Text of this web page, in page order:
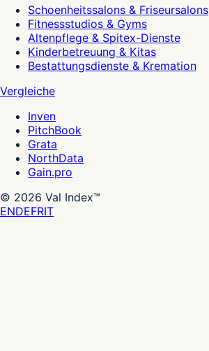
Schoenheitssalons & Friseursalons
Fitnessstudios & Gyms
Altenpflege & Spitex-Dienste
Kinderbetreuung & Kitas
Bestattungsdienste & Kremation
Vergleiche
Inven
PitchBook
Grata
NorthData
Gain.pro
© 2026 Val Index™
ENDEFRIT